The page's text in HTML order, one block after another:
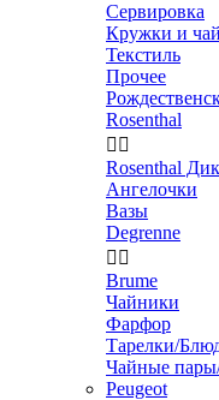
Сервировка
Кружки и
Текстиль
Прочее
Rosenthal
 
Rosenthal
Ангелочки
Вазы
Degrenne
 
Brume
Чайники
Фарфор
Тарелки/
Чайные
Peugeot